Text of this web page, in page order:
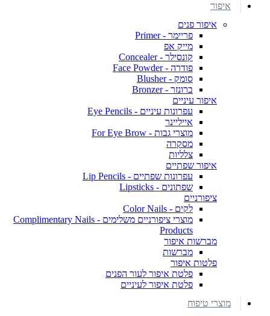
איפור
איפור פנים
פריימר - Primer
מייק אפ
קונסילר - Concealer
פודרה - Face Powder
סומק - Blusher
ברונזר - Bronzer
איפור עיניים
עפרונות עיניים - Eye Pencils
אייליינר
מוצרי גבות - For Eye Brow
מסקרה
צלליות
איפור שפתיים
עפרונות שפתיים - Lip Pencils
שפתונים - Lipsticks
ציפורניים
לקים - Color Nails
מוצרי ציפורניים משלימים - Complimentary Nails
Products
מברשות איפור
מברשות
פלטות איפור
פלטת איפור לעור הפנים
פלטת איפור לעיניים
מוצרי טיפוח